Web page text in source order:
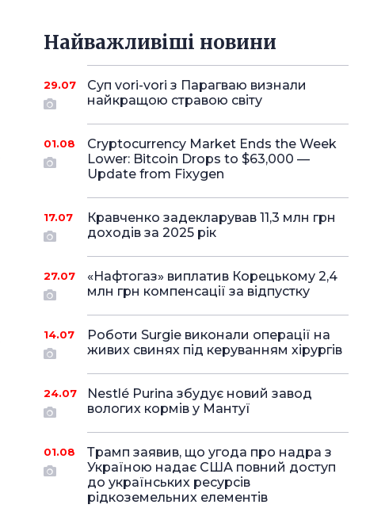
Найважливіші новини
29.07
Суп vori-vori з Парагваю визнали
найкращою стравою світу
01.08
Cryptocurrency Market Ends the Week
Lower: Bitcoin Drops to $63,000 —
Update from Fixygen
17.07
Кравченко задекларував 11,3 млн грн
доходів за 2025 рік
27.07
«Нафтогаз» виплатив Корецькому 2,4
млн грн компенсації за відпустку
14.07
Роботи Surgie виконали операції на
живих свинях під керуванням хірургів
24.07
Nestlé Purina збудує новий завод
вологих кормів у Мантуї
01.08
Трамп заявив, що угода про надра з
Україною надає США повний доступ
до українських ресурсів
рідкоземельних елементів